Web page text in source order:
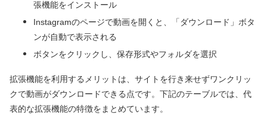
張機能をインストール
Instagramのページで動画を開くと、「ダウンロード」ボタ
ンが自動で表示される
ボタンをクリックし、保存形式やフォルダを選択
拡張機能を利用するメリットは、サイトを行き来せずワンクリッ
クで動画がダウンロードできる点です。下記のテーブルでは、代
表的な拡張機能の特徴をまとめています。